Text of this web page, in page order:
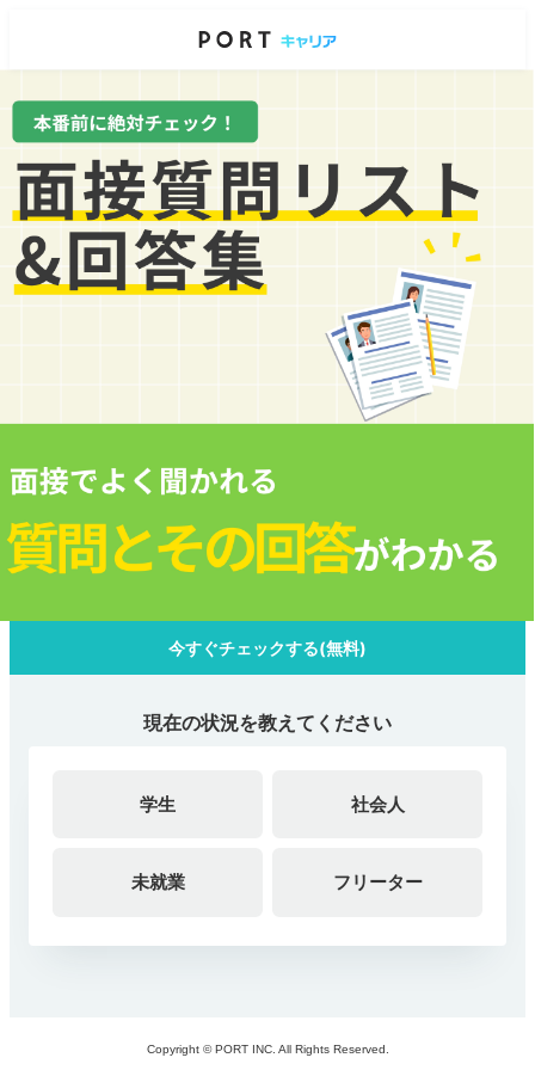
今すぐチェックする(無料)
現在の状況を教えてください
学生 社会人
未就業 フリーター
Copyright © PORT INC. All Rights Reserved.